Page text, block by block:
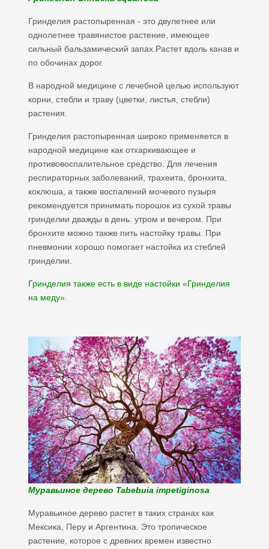
Гринделия растопыренная - это двулетнее или
однолетнее травянистое растение, имеющее
сильный бальзамический запах.Растет вдоль канав и
по обочинах дорог.
В народной медицине с лечебной целью используют
корни, стебли и траву (цветки, листья, стебли)
растения.
Гринделия растопыренная широко применяется в
народной медицине как отхаркивающее и
противовоспалительное средство. Для лечения
респираторных заболеваний, трахеита, бронхита,
коклюша, а также воспалений мочевого пузыря
рекомендуется принимать порошок из сухой травы
гринделии дважды в день: утром и вечером. При
бронхите можно также пить настойку травы. При
пневмонии хорошо помогает настойка из стеблей
гринделии.
Гринделия также есть в виде настойки «Гринделия
на меду».
Муравьиное дерево Tabebuia impetiginosa
Муравьиное дерево растет в таких странах как
Мексика, Перу и Аргентина. Это тропическое
растение, которое с древних времен известно